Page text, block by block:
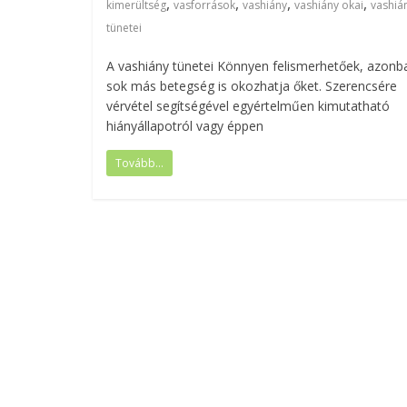
kimerültség vasforrások vashiány vashiány okai
tünetei
A vashiány tünetei Könnyen felismerhetőek,
sok más betegség is okozhatja őket. Szerencsére
vérvétel segítségével egyértelműen kimutatható
hiányállapotról vagy éppen
Tovább...